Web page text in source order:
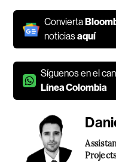
Convierta
noticiasaquí
Síguenos en el
Línea Colombia